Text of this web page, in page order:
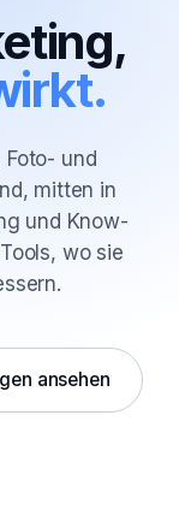
und
mitten in
und Know-
wo sie
ansehen